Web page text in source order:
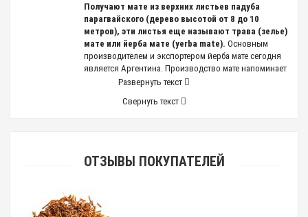
Получают мате из верхних листьев падуба
парагвайского (дерево высотой от 8 до 10
метров), эти листья еще называют трава (зелье)
мате или йерба мате (yerba mate). Основным
производителем и экспортером йерба мате сегодня
является Аргентина. Производство мате напоминает
производство чая, оно также состоит из этапов
выдержки. Кроме всего прочего, употребление мате
высушенной тыквы) и бомбилья (трубочка с
фильтром).
Йерба мате
Напиток, обладает множеством полезных свойств.
Развернуть текст
Свернуть текст
ОТЗЫВЫ ПОКУПАТЕЛЕЙ